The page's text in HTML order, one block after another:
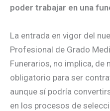
poder trabajar en una
La entrada en vigor del
Profesional de Grado
Funerarios, no implica, de
obligatorio para ser
aunque sí podría
en los procesos de